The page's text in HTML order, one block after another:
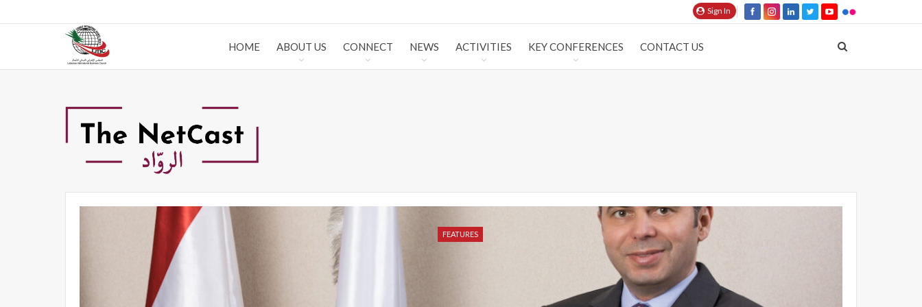
Sign In
HOME ABOUT US CONNECT NEWS ACTIVITIES KEY CONFERENCES CONTACT US
FEATURES
FEATURES
FEATURES
FEATURES
FEATURES